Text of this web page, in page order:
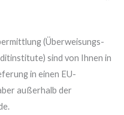
(Überweisungs-
sind von Ihnen in
in einen EU-
außerhalb der